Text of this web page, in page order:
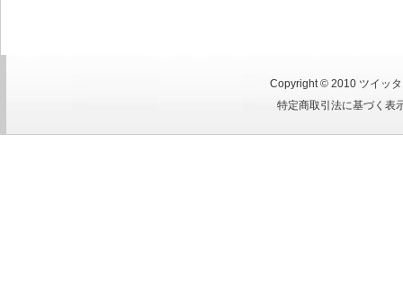
Copyright © 2010 ツイッ
特定商取引法に基づく表